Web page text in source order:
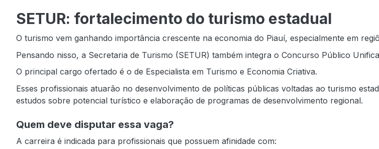
SETUR: fortalecimento do turismo estadual
O turismo vem ganhando importância crescente na economia do Piauí, especialmente em
Pensando nisso, a Secretaria de Turismo (SETUR) também integra o Concurso Público
O principal cargo ofertado é o de Especialista em Turismo e Economia Criativa.
Esses profissionais atuarão no desenvolvimento de políticas públicas voltadas ao turismo
estudos sobre potencial turístico e elaboração de programas de desenvolvimento regional.
Quem deve disputar essa vaga?
A carreira é indicada para profissionais que possuem afinidade com: